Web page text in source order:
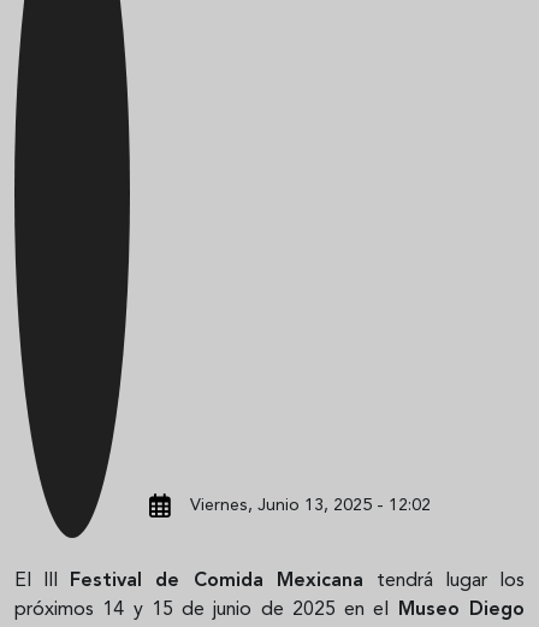
Viernes, Junio 13, 2025 - 12:02
El III Festival de Comida Mexicana tendrá lugar los
próximos 14 y 15 de junio de 2025 en el
Museo Diego